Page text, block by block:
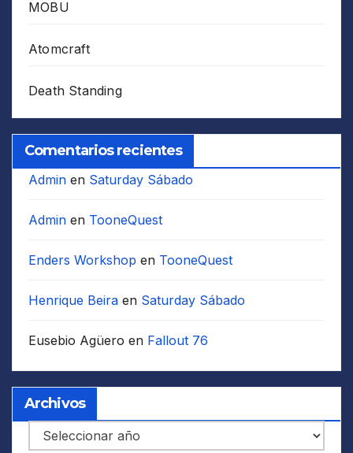
MOBU
Atomcraft
Death Standing
Comentarios recientes
Admin en Saturday Sábado
Admin en TooneQuest
Enders Workshop en TooneQuest
Henrique Beira en Saturday Sábado
Eusebio Agüero en Fallout 76
Archivos
Archivos